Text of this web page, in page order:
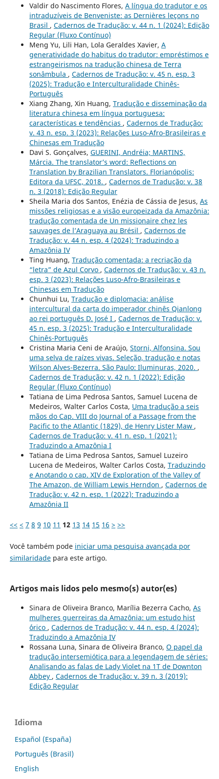
Valdir do Nascimento Flores, A língua do tradutor e os
intraduzíveis de Benveniste: as Dernières leçons no
Brasil , Cadernos de Tradução: v. 44 n. 1 (2024): Edição
Regular (Fluxo Contínuo)
Meng Yu, Lili Han, Lola Geraldes Xavier, A
generatividade do habitus do tradutor: empréstimos e
estrangeirismos na tradução chinesa de Terra
sonâmbula , Cadernos de Tradução: v. 45 n. esp. 3
(2025): Tradução e Interculturalidade Chinês-
Português
Xiang Zhang, Xin Huang, Tradução e disseminação da
literatura chinesa em língua portuguesa:
características e tendências , Cadernos de Tradução:
v. 43 n. esp. 3 (2023): Relações Luso-Afro-Brasileiras e
Chinesas em Tradução
Davi S. Gonçalves, GUERINI, Andréia; MARTINS,
Márcia. The translator’s word: Reflections on
Translation by Brazilian Translators. Florianópolis:
Editora da UFSC, 2018. , Cadernos de Tradução: v. 38
n. 3 (2018): Edição Regular
Sheila Maria dos Santos, Enézia de Cássia de Jesus, As
missões religiosas e a visão europeizada da Amazônia:
tradução comentada de Un missionaire chez les
sauvages de l’Araguaya au Brésil , Cadernos de
Tradução: v. 44 n. esp. 4 (2024): Traduzindo a
Amazônia IV
Ting Huang, Tradução comentada: a recriação da
“letra” de Azul Corvo , Cadernos de Tradução: v. 43 n.
esp. 3 (2023): Relações Luso-Afro-Brasileiras e
Chinesas em Tradução
Chunhui Lu, Tradução e diplomacia: análise
intercultural da carta do imperador chinês Qianlong
ao rei português D. José I , Cadernos de Tradução: v.
45 n. esp. 3 (2025): Tradução e Interculturalidade
Chinês-Português
Cristina Maria Ceni de Araújo, Storni, Alfonsina. Sou
uma selva de raízes vivas. Seleção, tradução e notas
Wilson Alves-Bezerra. São Paulo: Iluminuras, 2020. ,
Cadernos de Tradução: v. 42 n. 1 (2022): Edição
Regular (Fluxo Contínuo)
Tatiana de Lima Pedrosa Santos, Samuel Lucena de
Medeiros, Walter Carlos Costa, Uma tradução a seis
mãos do Cap. VIII do Journal of a Passage from the
Pacific to the Atlantic (1829), de Henry Lister Maw ,
Cadernos de Tradução: v. 41 n. esp. 1 (2021):
Traduzindo a Amazônia I
Tatiana de Lima Pedrosa Santos, Samuel Luzeiro
Lucena de Medeiros, Walter Carlos Costa, Traduzindo
e Anotando o cap. XIV de Exploration of the Valley of
The Amazon, de William Lewis Herndon , Cadernos de
Tradução: v. 42 n. esp. 1 (2022): Traduzindo a
Amazônia II
<< < 7 8 9 10 11 12 13 14 15 16 > >>
Você também pode iniciar uma pesquisa avançada por
similaridadepara este artigo.
Artigos mais lidos pelo mesmo(s) autor(es)
Sinara de Oliveira Branco, Marília Bezerra Cacho, As
mulheres guerreiras da Amazônia: um estudo hist
´órico , Cadernos de Tradução: v. 44 n. esp. 4 (2024):
Traduzindo a Amazônia IV
Rossana Luna, Sinara de Oliveira Branco, O papel da
tradução intersemiótica para a legendagem de séries:
Analisando as falas de Lady Violet na 1T de Downton
Abbey , Cadernos de Tradução: v. 39 n. 3 (2019):
Edição Regular
Idioma
Español (España)
Português (Brasil)
English